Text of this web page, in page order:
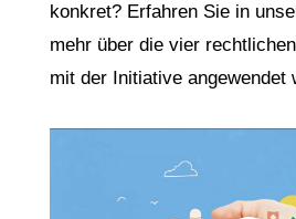
konkret? Erfahren Sie in
mehr über die vier
mit der Initiative angewendet